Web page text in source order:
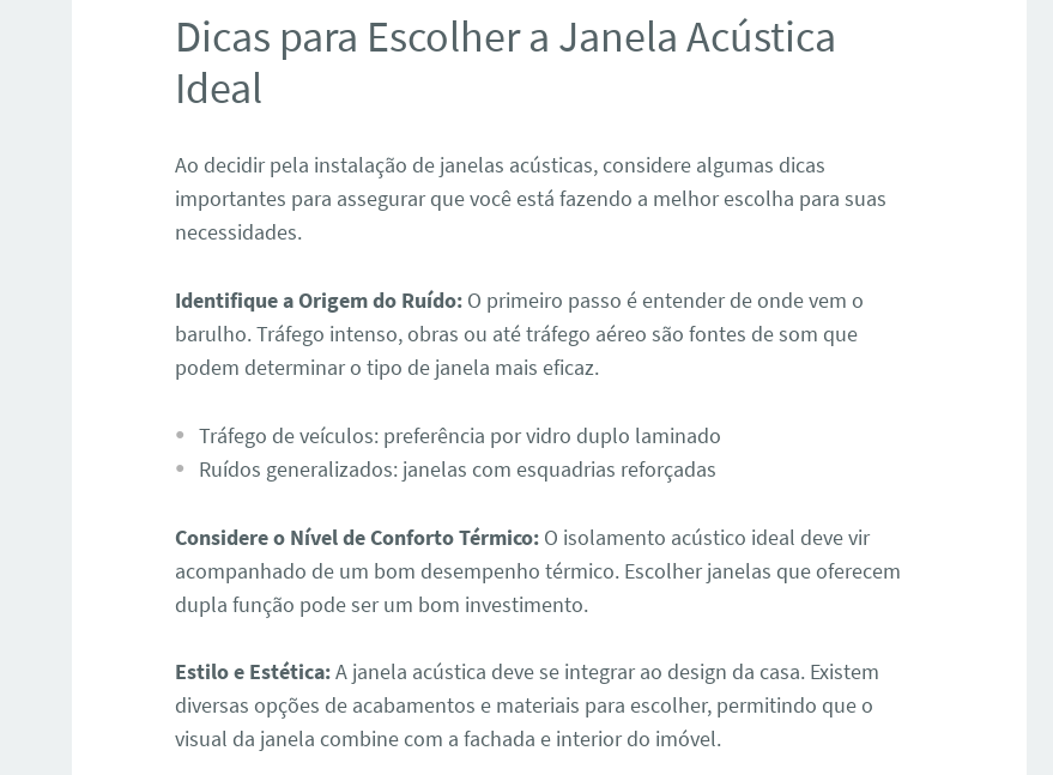
Dicas para Escolher a Janela Acústica
Ideal
Ao decidir pela instalação de janelas acústicas, considere algumas dicas
importantes para assegurar que você está fazendo a melhor escolha para suas
necessidades.
Identifique a Origem do Ruído: O primeiro passo é entender de onde vem o
barulho. Tráfego intenso, obras ou até tráfego aéreo são fontes de som que
podem determinar o tipo de janela mais eficaz.
Tráfego de veículos: preferência por vidro duplo laminado
Ruídos generalizados: janelas com esquadrias reforçadas
Considere o Nível de Conforto Térmico: O isolamento acústico ideal deve vir
acompanhado de um bom desempenho térmico. Escolher janelas que oferecem
dupla função pode ser um bom investimento.
Estilo e Estética:A janela acústica deve se integrar ao design da casa. Existem
diversas opções de acabamentos e materiais para escolher, permitindo que o
visual da janela combine com a fachada e interior do imóvel.